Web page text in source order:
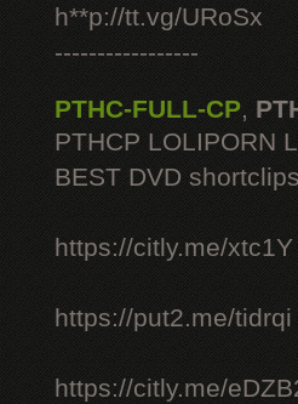
h**p://tt.vg/URoSx
-----------------
PTHC-FULL-CP,
PTHCP LOLIPORN
BEST DVD
https://citly.me/xtc1Y
https://put2.me/tidrqi
https://citly.me/